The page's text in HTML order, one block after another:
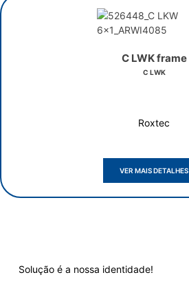
C LWK frame
C LWK
Roxtec
VER MAIS DETALHES
Solução é a nossa identidade!